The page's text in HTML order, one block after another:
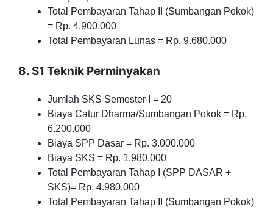
Total Pembayaran Tahap II (Sumbangan Pokok)
= Rp. 4.900.000
Total Pembayaran Lunas = Rp. 9.680.000
8. S1 Teknik Perminyakan
Jumlah SKS Semester I = 20
Biaya Catur Dharma/Sumbangan Pokok = Rp.
6.200.000
Biaya SPP Dasar = Rp. 3.000.000
Biaya SKS = Rp. 1.980.000
Total Pembayaran Tahap I (SPP DASAR +
SKS)= Rp. 4.980.000
Total Pembayaran Tahap II (Sumbangan Pokok)